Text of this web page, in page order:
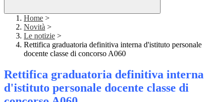
Home >
Novità >
Le notizie >
Rettifica graduatoria definitiva interna d'istituto personale
docente classe di concorso A060
Rettifica graduatoria definitiva interna
d'istituto personale docente classe di